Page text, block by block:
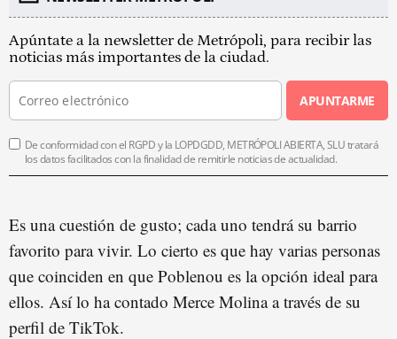
Apúntate a la newsletter de Metrópoli, para recibir las
noticias más importantes de la ciudad.
APUNTARME
De conformidad con el RGPD y la LOPDGDD, METRÓPOLI ABIERTA, SLU tratará
los datos facilitados con la finalidad de remitirle noticias de actualidad.
Es una cuestión de gusto; cada uno tendrá su barrio
favorito para vivir. Lo cierto es que hay varias personas
que coinciden en que Poblenou es la opción ideal para
ellos. Así lo ha contado Merce Molina a través de su
perfil de TikTok.